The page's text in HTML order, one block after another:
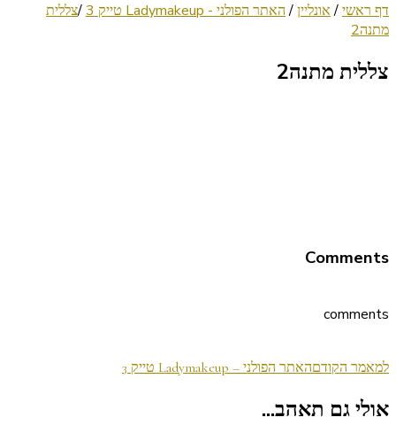
דף ראשי/ אונליין/ האתר הפולני - Ladymakeup טייק 3 /צללית
מתנה2
צללית מתנה2
Comments
comments
ניווט
בפוסטים
למאמר הקודםהאתר הפולני – Ladymakeup טייק 3
אולי גם תאהב...